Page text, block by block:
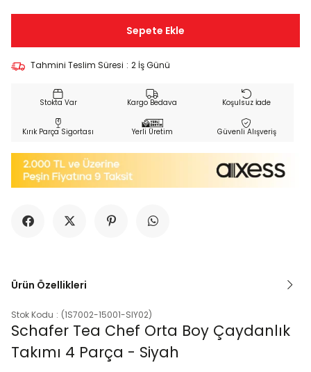
Tahmini Teslim Süresi : 2 İş Günü
Kargo Bedava Koşulsuz İade
Kırık Parça Sigortası Yerli Üretim Güvenli Alışveriş
Ürün Özellikleri
Stok Kodu (1S7002-15001-SIY02)
Schafer Tea Chef Orta Boy Çaydanlık
Takımı 4 Parça - Siyah